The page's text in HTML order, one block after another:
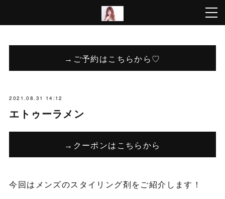
→ご予約はこちらから♡
2021.08.31 14:12
エトゥーラメン
→クーポンはこちらから
今回はメンズのスタイリング剤をご紹介します！